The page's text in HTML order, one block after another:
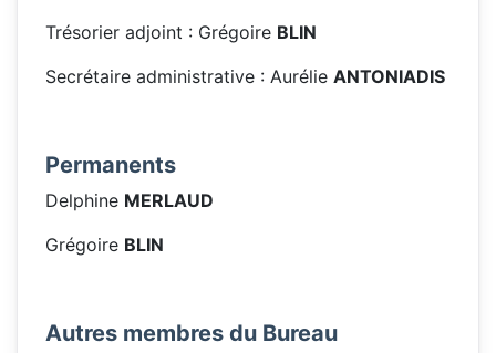
Trésorier adjoint : Grégoire BLIN
Secrétaire administrative : Aurélie ANTONIADIS
Permanents
Delphine MERLAUD
Grégoire BLIN
Autres membres du Bureau